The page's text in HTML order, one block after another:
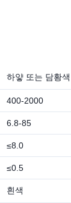
하얗 또는 담황
400-2000
6.8-85
≤8.0
≤0.5
흰색